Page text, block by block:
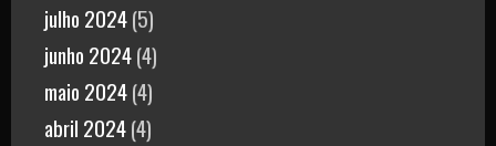
julho 2024(5)
junho 2024(4)
maio 2024(4)
abril 2024(4)